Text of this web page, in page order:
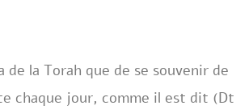
de la Torah que de se souvenir de
chaque jour, comme il est dit (Dt